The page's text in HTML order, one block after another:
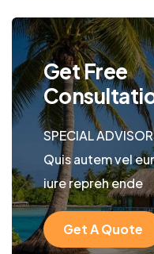
Get Free
SPECIAL
Quis autem vel
iure repreh ende
Get A Quote